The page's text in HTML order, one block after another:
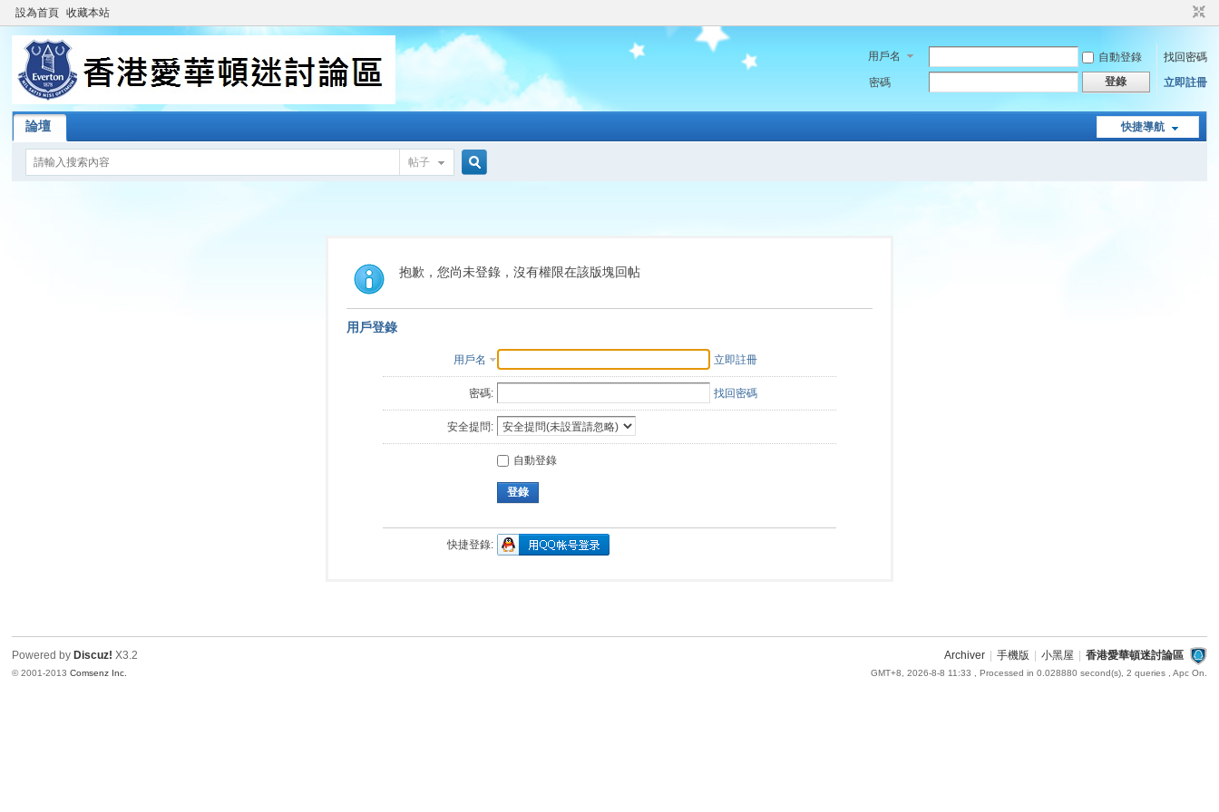
設為首頁 收藏本站
用戶名 自動登錄
找回密碼
密碼
登錄 立即註冊
快捷導航
論壇
帖子
索
抱歉，您尚未登錄，沒有權限在該版塊回帖
用戶登錄
用戶名 立即註冊
密碼: 找回密碼
安全提問:
自動登錄
登錄
快捷登錄:
Archiver 手機版 小黑屋 香港愛華頓迷討論區
GMT+8, 2026-8-8 11:33 , Processed in 0.028880 second(s), 2 queries , Apc On.
Powered by Discuz! X3.2
© 2001-2013Comsenz Inc.